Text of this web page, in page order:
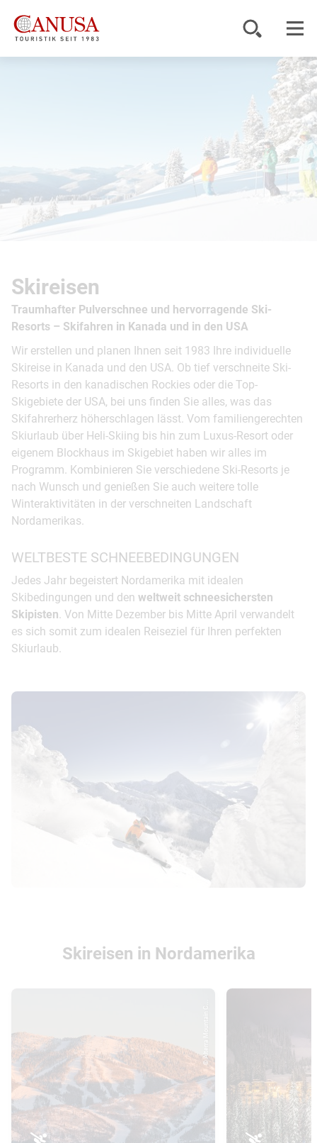
Service
© Jack Affleck
Skireisen
Traumhafter Pulverschnee und hervorragende Ski-
Resorts – Skifahren in Kanada und in den USA
Wir erstellen und planen Ihnen seit 1983 Ihre individuelle
Skireise in Kanada und den USA. Ob tief verschneite Ski-
Resorts in den kanadischen Rockies oder die Top-
Skigebiete der USA, bei uns finden Sie alles, was das
Skifahrerherz höherschlagen lässt. Vom familiengerechten
Skiurlaub über Heli-Skiing bis hin zum Luxus-Resort oder
eigenem Blockhaus im Skigebiet haben wir alles im
Programm. Kombinieren Sie verschiedene Ski-Resorts je
nach Wunsch und genießen Sie auch weitere tolle
Winteraktivitäten in der verschneiten Landschaft
Nordamerikas.
WELTBESTE SCHNEEBEDINGUNGEN
Jedes Jahr begeistert Nordamerika mit idealen
Skibedingungen und den weltweit schneesichersten
Skipisten. Von Mitte Dezember bis Mitte April verwandelt
es sich somit zum idealen Reiseziel für Ihren perfekten
Skiurlaub.
Skireisen in Nordamerika